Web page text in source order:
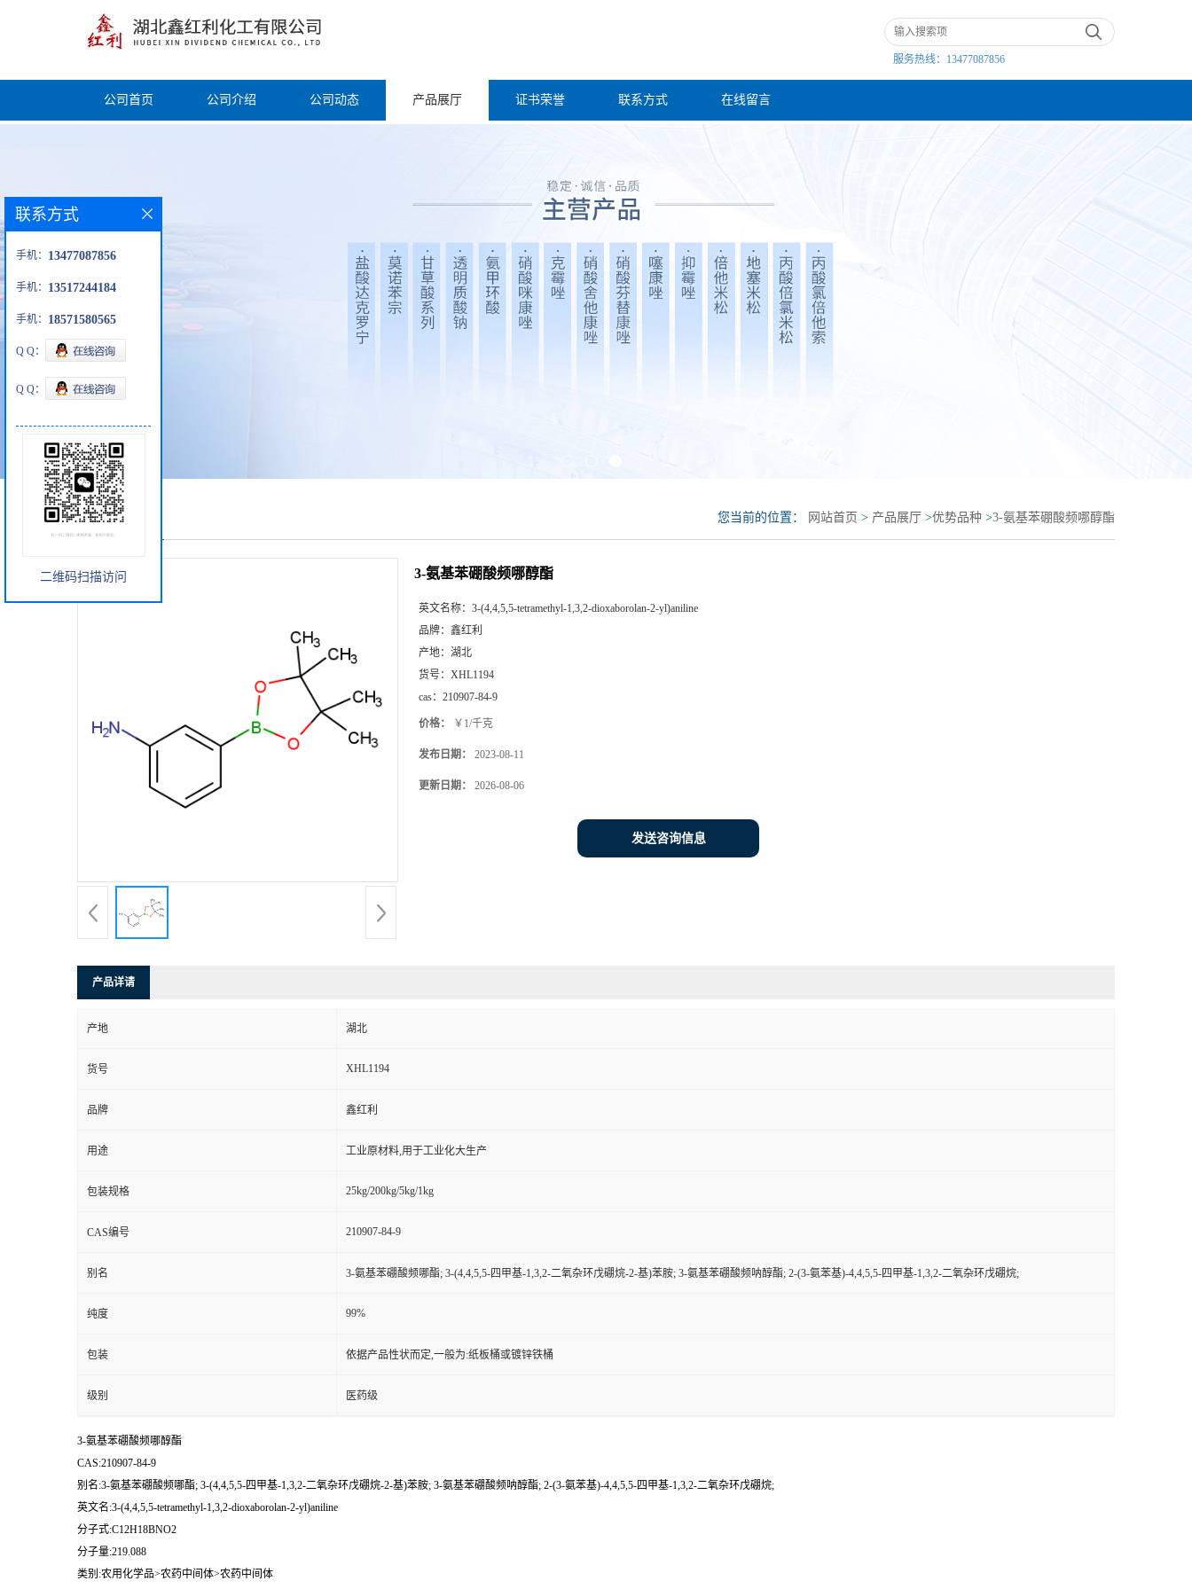
服务热线： 13477087856
公司首页 公司介绍 公司动态 产品展厅 证书荣誉 联系方式 在线留言
产品展厅 您当前的位置： 网站首页 > 产品展厅 >优势品种 >3-氨基苯硼酸频哪醇酯
3-氨基苯硼酸频哪醇酯
英文名称： 3-(4,4,5,5-tetramethyl-1,3,2-dioxaborolan-2-yl)aniline
品牌： 鑫红利
产地： 湖北
货号： XHL1194
cas： 210907-84-9
价格： ￥1/千克
发布日期： 2023-08-11
更新日期： 2026-08-06
发送咨询信息
产品详请
产地 湖北
货号 XHL1194
品牌 鑫红利
用途 工业原材料,用于工业化大生产
包装规格 25kg/200kg/5kg/1kg
CAS编号 210907-84-9
别名 3-氨基苯硼酸频哪酯; 3-(4,4,5,5-四甲基-1,3,2-二氧杂环戊硼烷-2-基)苯胺; 3-氨基苯硼酸频呐醇酯; 2-(3-氨苯基)-4,4,5,5-四甲基-1,3,2-二氧杂环戊硼烷;
纯度 99%
包装 依据产品性状而定,一般为:纸板桶或镀锌铁桶
级别 医药级
3-氨基苯硼酸频哪醇酯
CAS:210907-84-9
别名:3-氨基苯硼酸频哪酯; 3-(4,4,5,5-四甲基-1,3,2-二氧杂环戊硼烷-2-基)苯胺; 3-氨基苯硼酸频呐醇酯; 2-(3-氨苯基)-4,4,5,5-四甲基-1,3,2-二氧杂环戊硼烷;
英文名:3-(4,4,5,5-tetramethyl-1,3,2-dioxaborolan-2-yl)aniline
分子式:C12H18BNO2
分子量:219.088
类别:农用化学品>农药中间体>农药中间体
联系方式
手机： 13477087856
手机： 13517244184
手机： 18571580565
Q Q：
Q Q：
二维码扫描访问